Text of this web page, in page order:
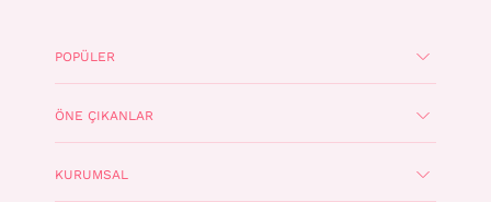
POPÜLER
ÖNE ÇIKANLAR
KURUMSAL